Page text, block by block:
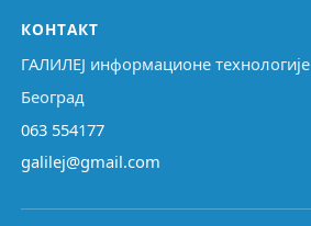
КОНТАКТ
ГАЛИЛЕЈ информационе технологије
Београд
063 554177
galilej@gmail.com